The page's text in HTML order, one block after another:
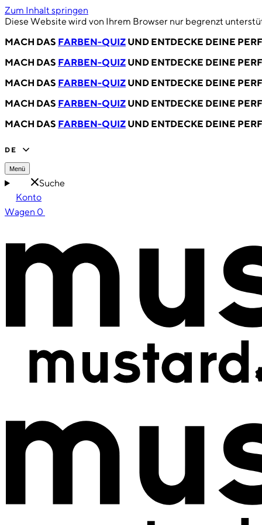
Zum Inhalt springen
Diese Website wird von Ihrem Browser nur begrenzt
MACH DAS FARBEN-QUIZ UND ENTDECKE DEINE
MACH DAS FARBEN-QUIZ UND ENTDECKE DEINE
MACH DAS FARBEN-QUIZ UND ENTDECKE DEINE
MACH DAS FARBEN-QUIZ UND ENTDECKE DEINE
MACH DAS FARBEN-QUIZ UND ENTDECKE DEINE
DE
Menü
Suche
Konto
Wagen 0